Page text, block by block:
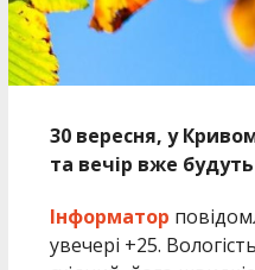
30 вересня, у
та вечір вже
Інформатор
увечері +25.